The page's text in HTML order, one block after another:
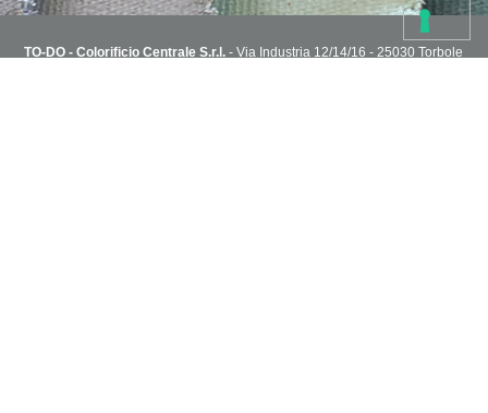
TO-DO - Colorificio Centrale S.r.l. - Via Industria 12/14/16 - 25030 Torbole